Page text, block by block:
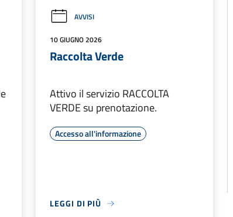
AVVISI
10 GIUGNO 2026
Raccolta Verde
Attivo il servizio RACCOLTA
VERDE su prenotazione.
Accesso all'informazione
LEGGI DI PIÙ